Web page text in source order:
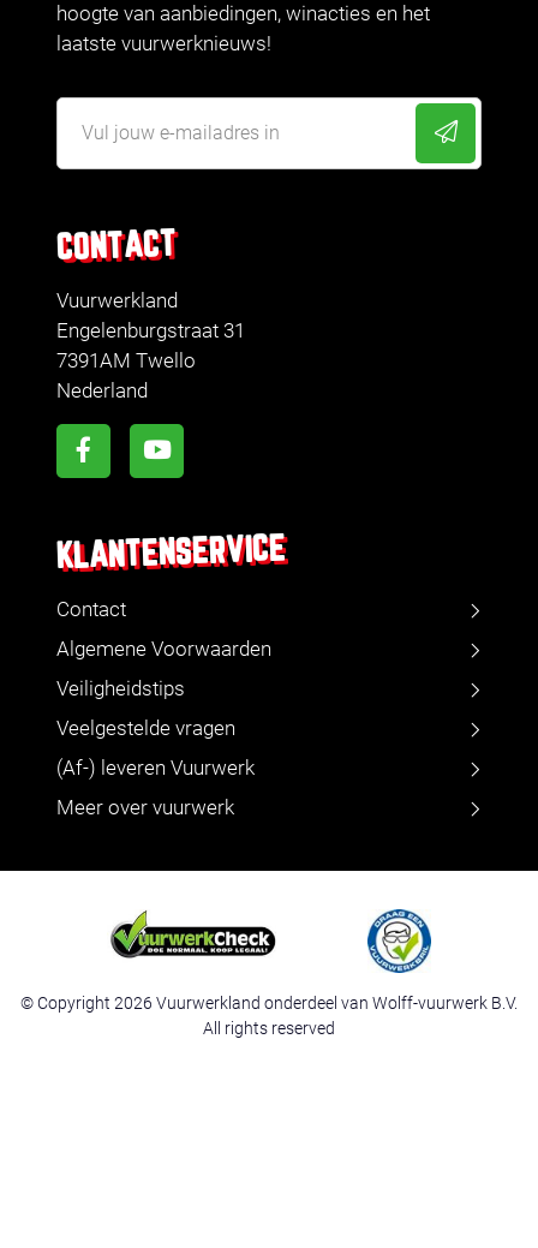
CONTACT
Vuurwerkland
Engelenburgstraat 31
7391AM Twello
Nederland
KLANTENSERVICE
Contact
Algemene Voorwaarden
Veiligheidstips
Veelgestelde vragen
(Af-) leveren Vuurwerk
Meer over vuurwerk
hoogte van aanbiedingen, winacties en het
laatste vuurwerknieuws!
© Copyright 2026 Vuurwerkland onderdeel van Wolff-vuurwerk B.V.
All rights reserved